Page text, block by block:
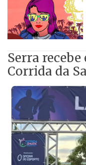
Serra
Corrida da